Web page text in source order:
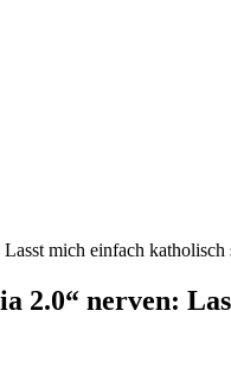
2.0“ nerven: